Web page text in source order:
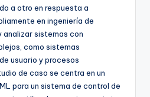
a otro en respuesta a
en ingeniería de
sistemas con
como sistemas
usuario y procesos
de caso se centra en un
para un sistema de control de